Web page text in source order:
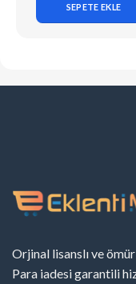
SEPETE EKLE
Orjinal lisanslı ve
Para iadesi garantili